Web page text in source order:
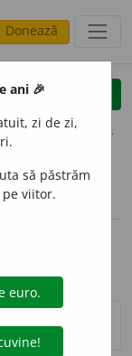
Donează
clear
opțiuni
ani 🎉
zi de zi,
să păstrăm
viitor.